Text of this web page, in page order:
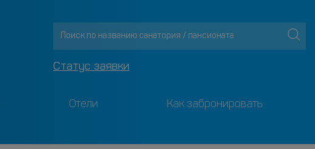
Статус заявки
Отели Как забронировать